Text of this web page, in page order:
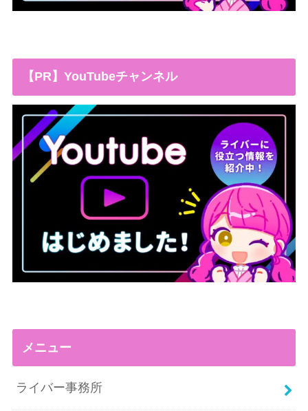
【PR】YouTubeチャンネル
メニュー
ライバー事務所